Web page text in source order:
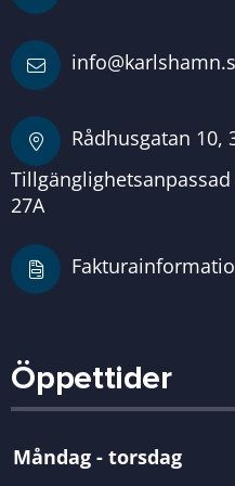
Rådhusgatan 10,
27A
Öppettider
Måndag - torsdag